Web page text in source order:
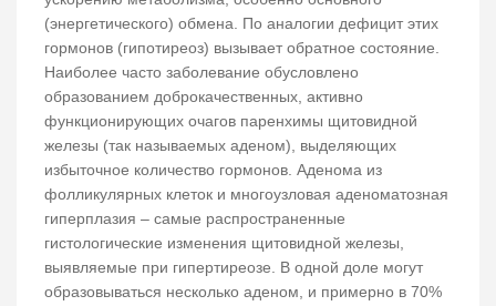
(энергетического) обмена. По аналогии дефицит этих
гормонов (гипотиреоз) вызывает обратное состояние.
Наиболее часто заболевание обусловлено
образованием доброкачественных, активно
функционирующих очагов паренхимы щитовидной
железы (так называемых аденом), выделяющих
избыточное количество гормонов. Аденома из
фолликулярных клеток и многоузловая аденоматозная
гиперплазия – самые распространенные
гистологические изменения щитовидной железы,
выявляемые при гипертиреозе. В одной доле могут
образовываться несколько аденом, и примерно в 70%